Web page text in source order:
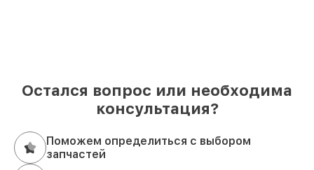
Остался вопрос или необходима
консультация?
Поможем определиться с выбором
запчастей